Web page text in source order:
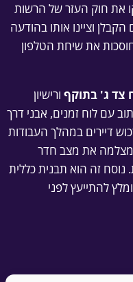
את חוק העזר של הרשות
וציינו אותו בהודעה
את שיחת הטלפון
צד ג' בתוקף ורישיון
עם לוח זמנים, אבני דרך
דיירים במהלך העבודות
במצלמה את מצב חדר
נוסח זה הוא תבנית כללית
להתייעץ לפני